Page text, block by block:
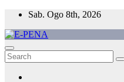
Skip
content
Sab. Ogo 8th, 2026
E-PENA
Berita Digital Terkini